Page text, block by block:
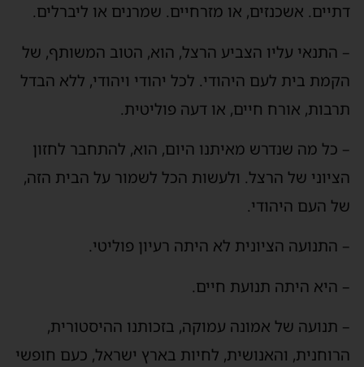
דתיים. אשכנזים, או מזרחיים. שמרנים או ליברלים.
– התנאי עליו הצביע הרצל, הוא, הטוב המשותף, של
הקמת בית לעם היהודי. לכל יהודי ויהודי, ללא הבדל
תרבות, אורח חיים, או דעה פוליטית.
– כל מה שנדרש מאיתנו היום, הוא, להתחבר לחזון
הציוני של הרצל. ולעשות הכל לשמור על הבית הזה,
של העם היהודי.
– התנועה הציונית לא היתה רעיון פוליטי.
– היא היתה תנועת חיים.
– תנועה של אמונה עמוקה, בזכותנו ההיסטורית,
הרוחנית, והאנושית, לחיות בארץ ישראל, כעם חופשי